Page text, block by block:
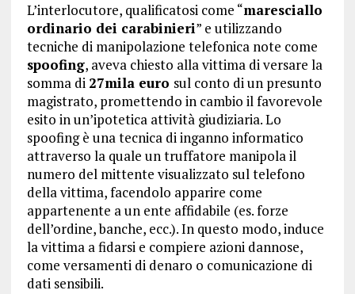
L’interlocutore, qualificatosi come “maresciallo
ordinario dei carabinieri” e utilizzando
tecniche di manipolazione telefonica note come
spoofing, aveva chiesto alla vittima di versare la
somma di 27mila euro sul conto di un presunto
magistrato, promettendo in cambio il favorevole
esito in un’ipotetica attività giudiziaria. Lo
spoofing è una tecnica di inganno informatico
attraverso la quale un truffatore manipola il
numero del mittente visualizzato sul telefono
della vittima, facendolo apparire come
appartenente a un ente affidabile (es. forze
dell’ordine, banche, ecc.). In questo modo, induce
la vittima a fidarsi e compiere azioni dannose,
come versamenti di denaro o comunicazione di
dati sensibili.